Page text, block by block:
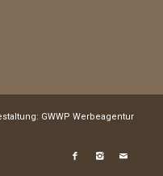
GWWP Werbeagentur